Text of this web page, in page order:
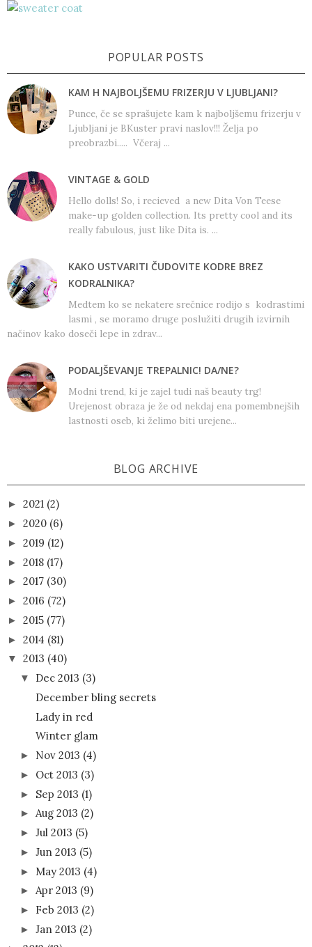
POPULAR POSTS
KAM H NAJBOLJŠEMU FRIZERJU V LJUBLJANI?
Punce, če se sprašujete kam k najboljšemu frizerju v
Ljubljani je BKuster pravi naslov!!! Želja po
preobrazbi..... Včeraj ...
VINTAGE & GOLD
Hello dolls! So, i recieved a new Dita Von Teese
make-up golden collection. Its pretty cool and its
really fabulous, just like Dita is. ...
KAKO USTVARITI ČUDOVITE KODRE BREZ
KODRALNIKA?
Medtem ko se nekatere srečnice rodijo s kodrastimi
lasmi , se moramo druge poslužiti drugih izvirnih
načinov kako doseči lepe in zdrav...
PODALJŠEVANJE TREPALNIC! DA/NE?
Modni trend, ki je zajel tudi naš beauty trg!
Urejenost obraza je že od nekdaj ena pomembnejših
lastnosti oseb, ki želimo biti urejene...
BLOG ARCHIVE
► 2021 (2)
► 2020 (6)
► 2019 (12)
► 2018 (17)
► 2017 (30)
► 2016 (72)
► 2015 (77)
► 2014 (81)
▼ 2013 (40)
▼ Dec 2013 (3)
December bling secrets
Lady in red
Winter glam
► Nov 2013 (4)
► Oct 2013 (3)
► Sep 2013 (1)
► Aug 2013 (2)
► Jul 2013 (5)
► Jun 2013 (5)
► May 2013 (4)
► Apr 2013 (9)
► Feb 2013 (2)
► Jan 2013 (2)